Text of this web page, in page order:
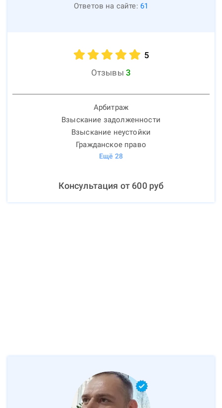
Ответов на сайте: 61
5
Отзывы 3
Арбитраж
Взыскание задолженности
Взыскание неустойки
Гражданское право
Ещё 28
Консультация от 600руб